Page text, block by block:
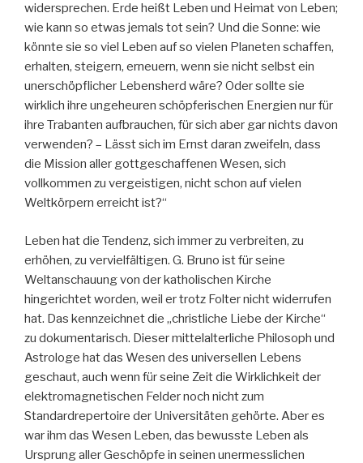
widersprechen. Erde heißt Leben und Heimat von Leben;
wie kann so etwas jemals tot sein? Und die Sonne: wie
könnte sie so viel Leben auf so vielen Planeten schaffen,
erhalten, steigern, erneuern, wenn sie nicht selbst ein
unerschöpflicher Lebensherd wäre? Oder sollte sie
wirklich ihre ungeheuren schöpferischen Energien nur für
ihre Trabanten aufbrauchen, für sich aber gar nichts davon
verwenden? – Lässt sich im Ernst daran zweifeln, dass
die Mission aller gottgeschaffenen Wesen, sich
vollkommen zu vergeistigen, nicht schon auf vielen
Weltkörpern erreicht ist?“
Leben hat die Tendenz, sich immer zu verbreiten, zu
erhöhen, zu vervielfältigen. G. Bruno ist für seine
Weltanschauung von der katholischen Kirche
hingerichtet worden, weil er trotz Folter nicht widerrufen
hat. Das kennzeichnet die „christliche Liebe der Kirche“
zu dokumentarisch. Dieser mittelalterliche Philosoph und
Astrologe hat das Wesen des universellen Lebens
geschaut, auch wenn für seine Zeit die Wirklichkeit der
elektromagnetischen Felder noch nicht zum
Standardrepertoire der Universitäten gehörte. Aber es
war ihm das Wesen Leben, das bewusste Leben als
Ursprung aller Geschöpfe in seinen unermesslichen